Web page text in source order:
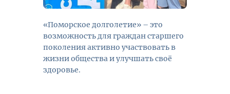
«Поморское долголетие» – это
возможность для граждан старшего
поколения активно участвовать в
жизни общества и улучшать своё
здоровье.